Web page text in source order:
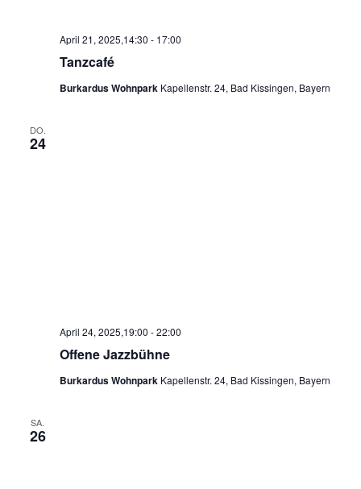
Tanzcafé
April 21, 2025,14:30 - 17:00
Burkardus Wohnpark Kapellenstr. 24, Bad Kissingen, Bayern
DO.
24
Offene Jazzbühne
April 24, 2025,19:00 -22:00
Burkardus Wohnpark Kapellenstr. 24, Bad Kissingen, Bayern
SA.
26